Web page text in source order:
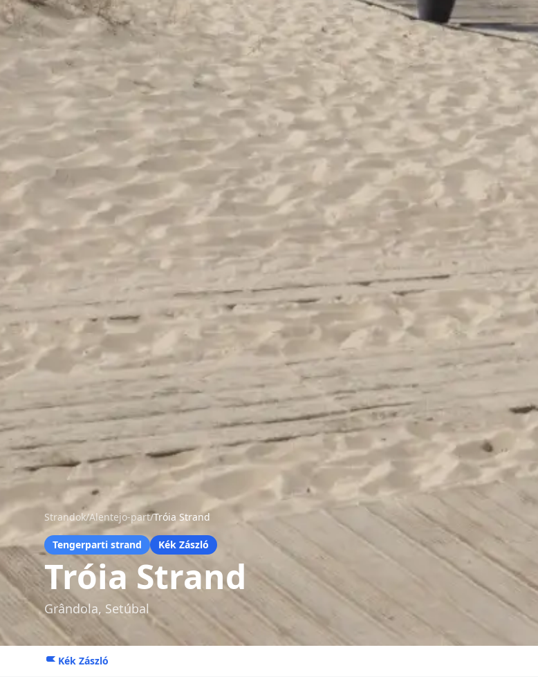
Strandok/Alentejo-part/Tróia Strand
Tengerparti strand Kék Zászló
Tróia Strand
Grândola, Setúbal
Kék Zászló